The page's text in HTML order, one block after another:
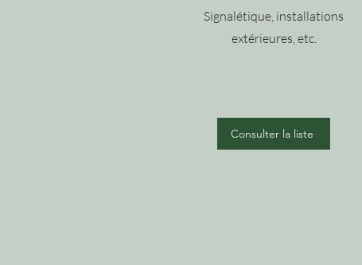
Signalétique, installations
extérieures, etc.
Consulter la liste